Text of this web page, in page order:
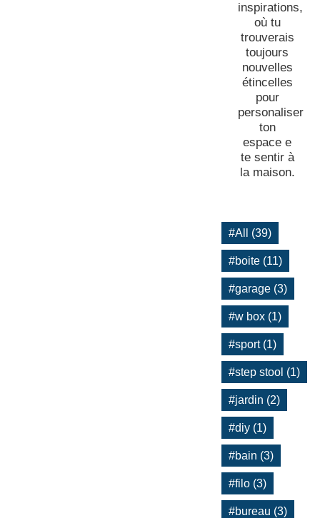
inspirations,
où tu
trouverais
toujours
nouvelles
étincelles
pour
personaliser
ton
espace e
te sentir à
la maison.
#All (39)
#boite (11)
#garage (3)
#w box (1)
#sport (1)
#step stool (1)
#jardin (2)
#diy (1)
#bain (3)
#filo (3)
#bureau (3)